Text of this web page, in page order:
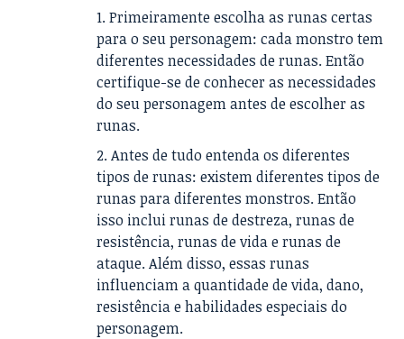
Primeiramente escolha as runas certas
para o seu personagem: cada monstro tem
diferentes necessidades de runas. Então
certifique-se de conhecer as necessidades
do seu personagem antes de escolher as
runas.
Antes de tudo entenda os diferentes
tipos de runas: existem diferentes tipos de
runas para diferentes monstros. Então
isso inclui runas de destreza, runas de
resistência, runas de vida e runas de
ataque. Além disso, essas runas
influenciam a quantidade de vida, dano,
resistência e habilidades especiais do
personagem.